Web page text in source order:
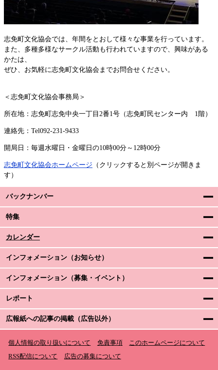
バックナンバー
特集
カレンダー
インフォメーション（お知らせ）
インフォメーション（募集・イベント）
レポート
広報紙への記事の掲載（広告以外）
志免町文化協会では、年間をとおして様々な事業を行っています。
また、多種多様なサークル活動も行われていますので、興味がある
かたは、
ぜひ、お気軽に志免町文化協会までお問合せください。
＜志免町文化協会事務局＞
所在地：志免町志免中央一丁目2番1号（志免町民センター内 1階）
連絡先：Tel092-231-9433
開局日：毎週水曜日・金曜日の10時00分～12時00分
志免町文化協会ホームページ （クリックすると別ページが開きま
す）
個人情報の取り扱いについて 免責事項
このホームページについて
RSS配信について
広告の募集について